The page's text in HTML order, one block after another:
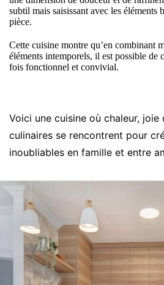
subtil mais saisissant avec les éléments
pièce.
Cette cuisine montre qu’en combinant
éléments intemporels, il est possible de
fois fonctionnel et convivial.
Voici une cuisine où chaleur,
culinaires se rencontrent pour
inoubliables en famille et entre